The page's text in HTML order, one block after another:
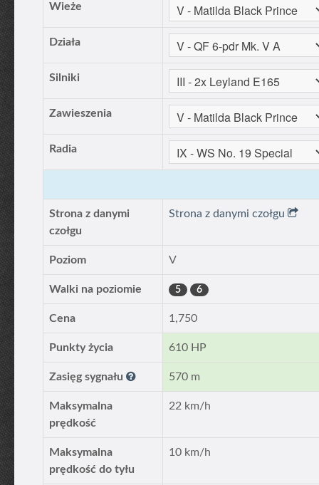
Wieże
Działa
Silniki
Zawieszenia
Radia
Strona z danymi
czołgu
Strona z danymi czołgu
Poziom V
Walki na poziomie 5 6
Cena 1,750
Punkty życia 610 HP
Zasięg sygnału 570 m
Maksymalna
prędkość
22 km/h
Maksymalna
prędkość do tyłu
10 km/h